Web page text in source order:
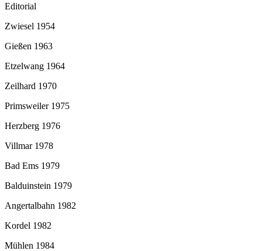
Editorial
Zwiesel 1954
Gießen 1963
Etzelwang 1964
Zeilhard 1970
Primsweiler 1975
Herzberg 1976
Villmar 1978
Bad Ems 1979
Balduinstein 1979
Angertalbahn 1982
Kordel 1982
Mühlen 1984